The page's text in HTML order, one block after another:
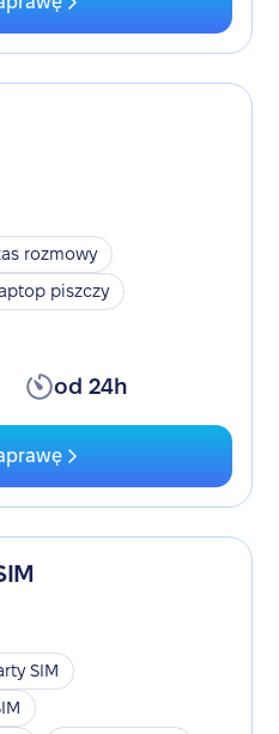
rozmowy
piszczy
od 24h
SIM